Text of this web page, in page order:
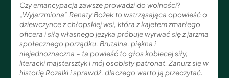
Czy emancypacja zawsze prowadzi do wolności?
„Wyjarzmiona” Renaty Bożek to wstrząsająca opowieść o
dziewczynce z chłopskiej wsi, która z kajetem zmarłego
oficera i siłą własnego języka próbuje wyrwać się z jarzma
społecznego porządku. Brutalna, piękna i
niejednoznaczna – ta powieść to głos kobiecej siły,
literacki majstersztyk i mój osobisty patronat. Zanurz się w
historię Rozalki i sprawdź, dlaczego warto ją przeczytać.